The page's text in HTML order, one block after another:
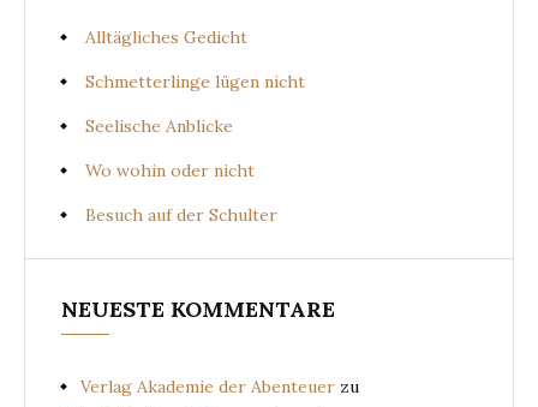
Alltägliches Gedicht
Schmetterlinge lügen nicht
Seelische Anblicke
Wo wohin oder nicht
Besuch auf der Schulter
NEUESTE KOMMENTARE
Verlag Akademie der Abenteuer zu